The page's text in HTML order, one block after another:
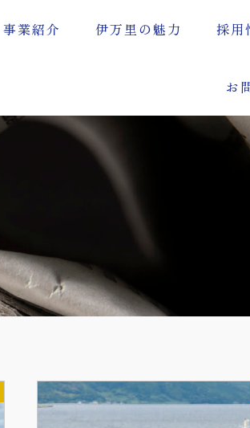
事業紹介 伊万里の魅力 採用
お